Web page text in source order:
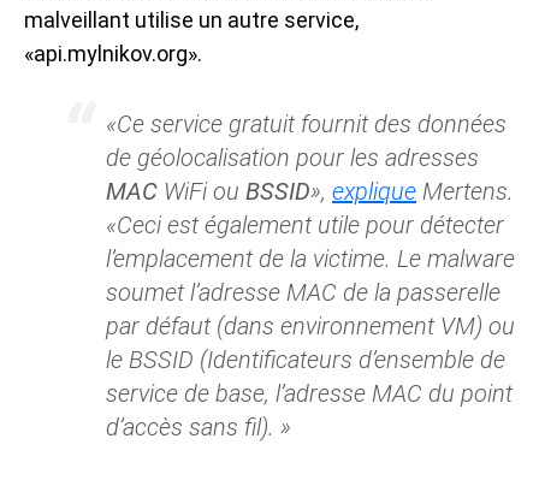
malveillant utilise un autre service,
«api.mylnikov.org».
«Ce service gratuit fournit des données
de géolocalisation pour les adresses
MAC WiFi ou BSSID», explique Mertens.
«Ceci est également utile pour détecter
l’emplacement de la victime. Le malware
soumet l’adresse MAC de la passerelle
par défaut (dans environnement VM) ou
le BSSID (Identificateurs d’ensemble de
service de base, l’adresse MAC du point
d’accès sans fil). »